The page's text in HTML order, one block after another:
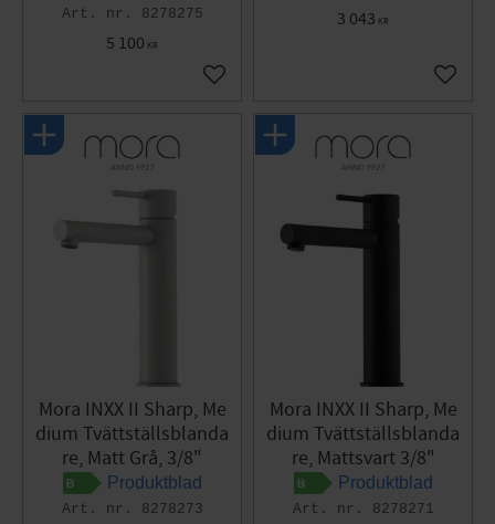
8278275
5 100 KR
Lägg till i favoriter
3 043 KR
Lägg
Mora INXX II Sharp, Me
dium Tvättställsblanda
re, Matt Grå, 3/8"
Produktblad
8278273
Mora INXX II Sharp, Me
dium Tvättställsblanda
re, Mattsvart 3/8"
Produktblad
8278271